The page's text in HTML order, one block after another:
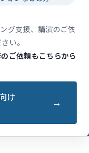
グ支援、講演のご依
い。
ご依頼もこちらから
け